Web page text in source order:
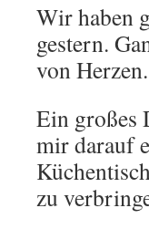
Wir haben
gestern.
von Herzen.
Ein großes
mir darauf
zu